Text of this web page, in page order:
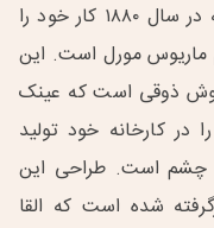
طبی و آفتابی است که در کشور فرانسه در سال ۱۸۸۰ کار خود را
مورل است. این
ذوقی است که عینک
کارخانه خود تولید
چشم است. طراحی این
شده است که القا